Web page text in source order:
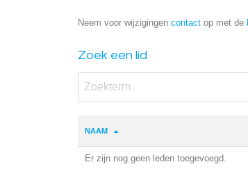
Neem voor wijzigingen contact op met de
Zoek een lid
NAAM
Er zijn nog geen leden toegevoegd.